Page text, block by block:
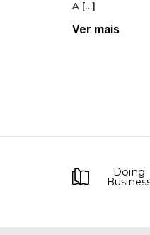
A […]
Ver mais
Doing